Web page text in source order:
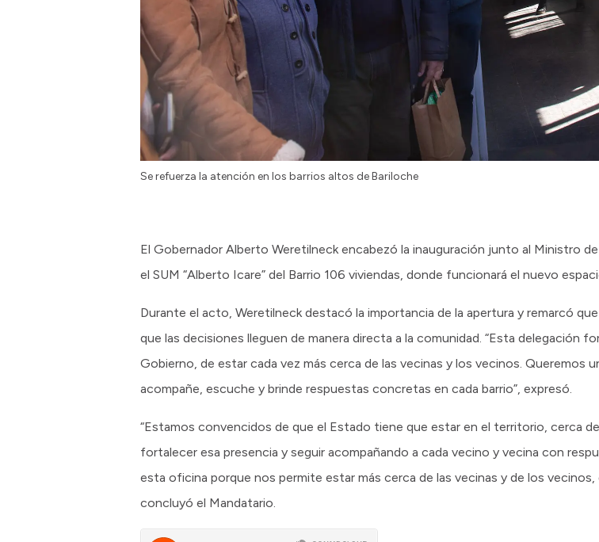
Se refuerza la atención en los barrios altos de Bariloche
El Gobernador Alberto Weretilneck encabezó la inauguración junto al Ministro
el SUM “Alberto Icare” del Barrio 106 viviendas, donde funcionará el nuevo
Durante el acto, Weretilneck destacó la importancia de la apertura y remarcó
que las decisiones lleguen de manera directa a la comunidad. “Esta delegación
Gobierno, de estar cada vez más cerca de las vecinas y los vecinos. Queremos
acompañe, escuche y brinde respuestas concretas en cada barrio”, expresó.
“Estamos convencidos de que el Estado tiene que estar en el territorio, cerca
fortalecer esa presencia y seguir acompañando a cada vecino y vecina con
esta oficina porque nos permite estar más cerca de las vecinas y de los vecinos,
concluyó el Mandatario.